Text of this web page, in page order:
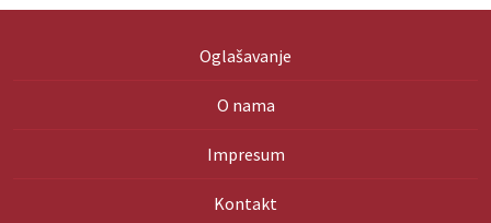
Oglašavanje
O nama
Impresum
Kontakt